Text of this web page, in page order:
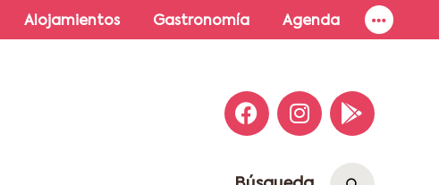
Alojamientos Gastronomía Agenda